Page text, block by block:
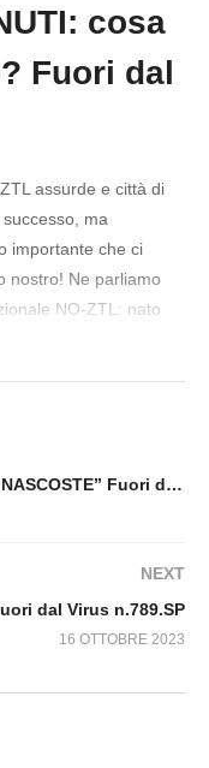
cosa
Fuori dal
assurde e città di
ma
importante che ci
nostro! Ne parliamo
NO-ZTL: nato
normalità”.
Convegno “LE VERITA’ NASCOSTE” Fuori dal Virus n.771.SP
NEXT
dal Virus n.789.SP
16 OTTOBRE 2023